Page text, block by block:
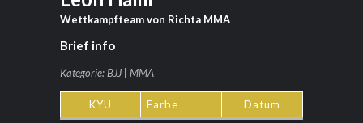
Wettkampfteam von Richta MMA
Brief info
Kategorie: BJJ | MMA
KYU Farbe Datum